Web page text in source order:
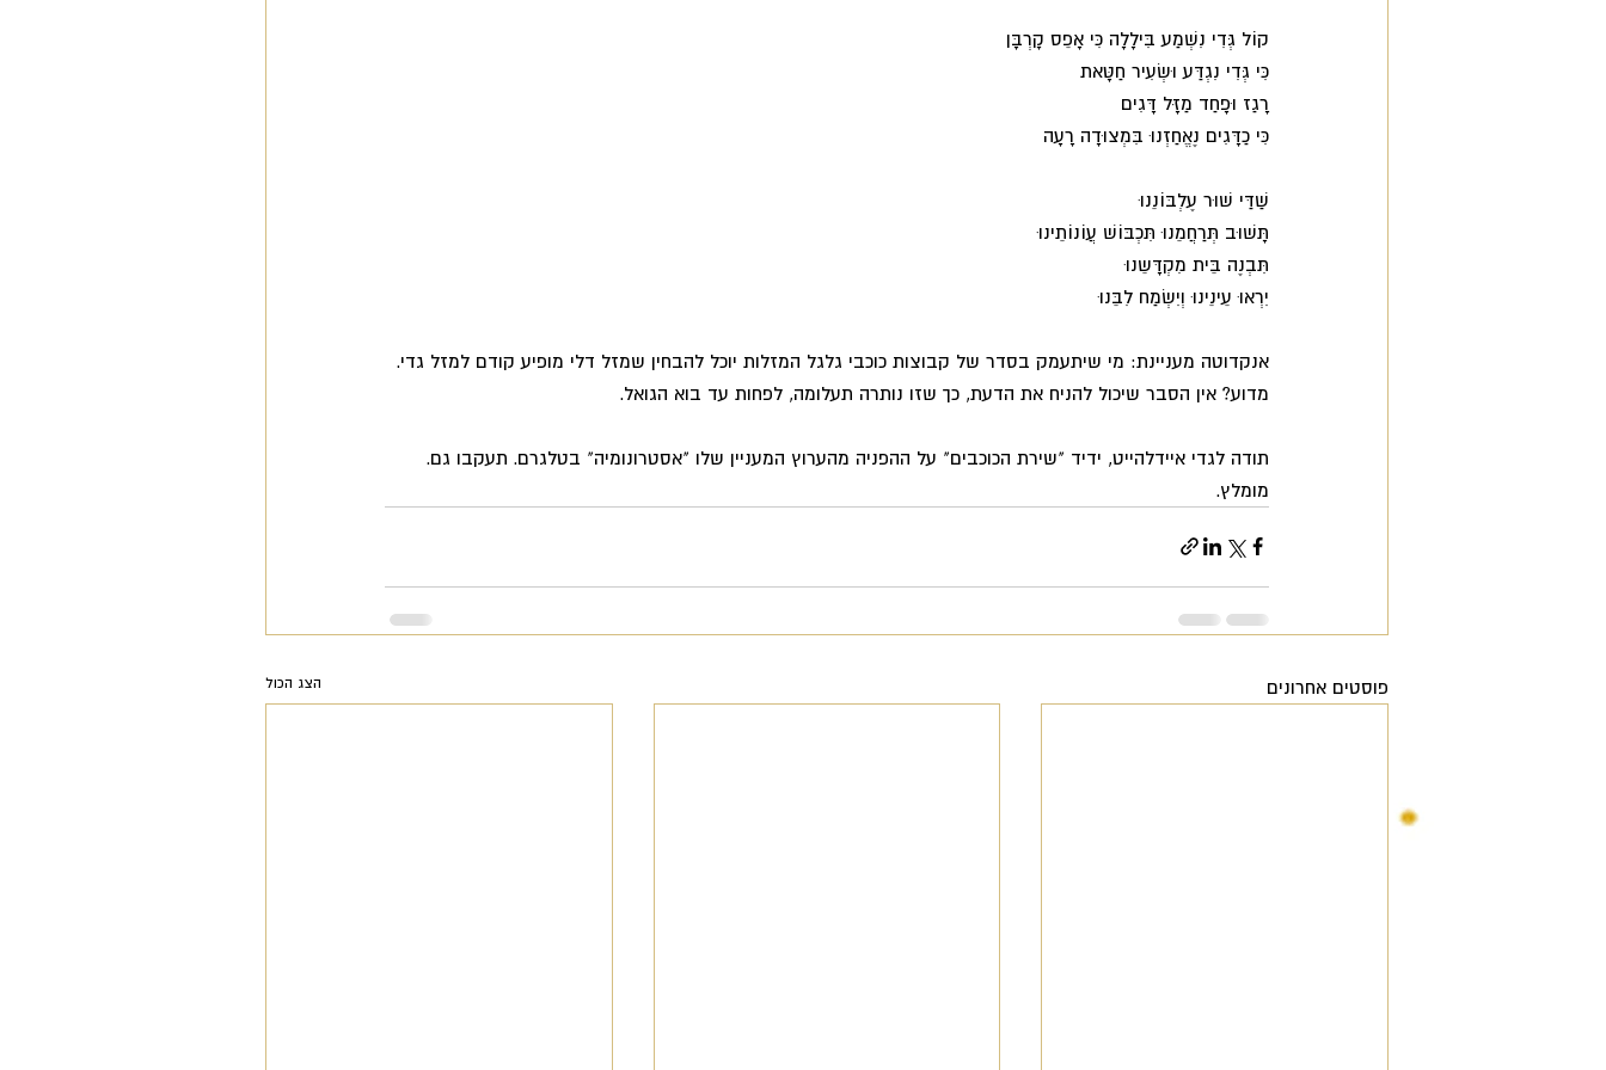
קוֹל גְּדִי נִשְׁמַע בִּילָלָה כִּי אָפֵס קָרְבָּן
כִּי גְּדִי נִגְדַּע וּשְׂעִיר חַטָּאת
רָגַז וּפָחַד מַזָּל דָּגִים
כִּי כַדָּגִים נֶאֱחַזְנוּ בִּמְצוּדָה רָעָה
שַׁדַּי שׁוּר עֶלְבּוֹנֵנוּ
תָּשׁוּב תְּרַחֲמֵנוּ תִּכְבּוֹשׁ עֲוֹנוֹתֵינוּ
תִּבְנֶה בֵּית מִקְדָּשֵנוּ
יִרְאוּ עֵינֵינוּ וְיִשְׂמַח לִבֵּנוּ
אנקדוטה מעניינת: מי שיתעמק בסדר של קבוצות כוכבי גלגל המזלות יוכל להבחין שמזל דלי מופיע קודם למזל גדי.
מדוע? אין הסבר שיכול להניח את הדעת, כך שזו נותרה תעלומה, לפחות עד בוא הגואל.
תודה לגדי איידלהייט, ידיד "שירת הכוכבים" על ההפניה מהערוץ המעניין שלו "אסטרונומיה" בטלגרם. תעקבו גם.
מומלץ.
פוסטים אחרונים הצג הכול